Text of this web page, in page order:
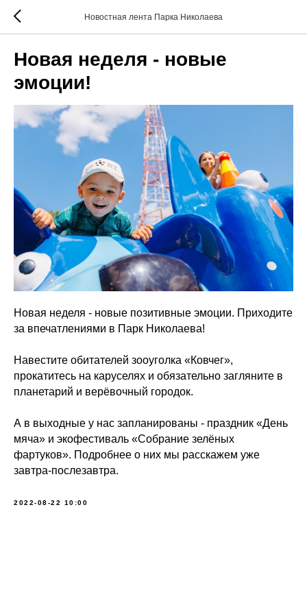
Новостная лента Парка Николаева
Новая неделя - новые
эмоции!
Новая неделя - новые позитивные эмоции. Приходите
за впечатлениями в Парк Николаева!
Навестите обитателей зооуголка «Ковчег»,
прокатитесь на каруселях и обязательно загляните в
планетарий и верёвочный городок.
А в выходные у нас запланированы - праздник «День
мяча» и экофестиваль «Собрание зелёных
фартуков». Подробнее о них мы расскажем уже
завтра-послезавтра.
2022-08-22 10:00